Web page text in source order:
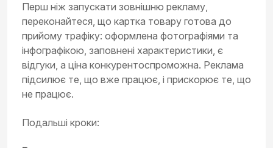
Перш ніж запускати зовнішню рекламу,
переконайтеся, що картка товару готова до
прийому трафіку: оформлена фотографіями та
інфографікою, заповнені характеристики, є
відгуки, а ціна конкурентоспроможна. Реклама
підсилює те, що вже працює, і прискорює те, що
не працює.
Подальші кроки: